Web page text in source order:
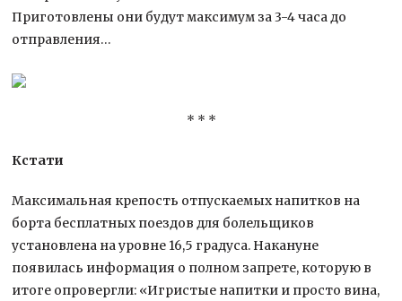
Приготовлены они будут максимум за 3-4 часа до
отправления…
* * *
Кстати
Максимальная крепость отпускаемых напитков на
борта бесплатных поездов для болельщиков
установлена на уровне 16,5 градуса. Накануне
появилась информация о полном запрете, которую в
итоге опровергли: «Игристые напитки и просто вина,